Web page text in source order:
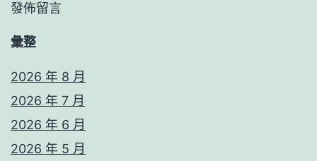
發佈留言
彙整
2026 年 8 月
2026 年 7 月
2026 年 6 月
2026 年 5 月